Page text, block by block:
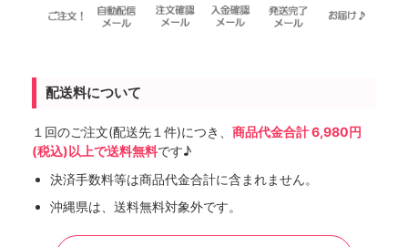
配送料について
１回のご注文(配送先１件)につき、 商品代金合計 6,980円
(税込)以上で送料無料です♪
決済手数料等は商品代金合計に含まれません。
沖縄県は、送料無料対象外です。